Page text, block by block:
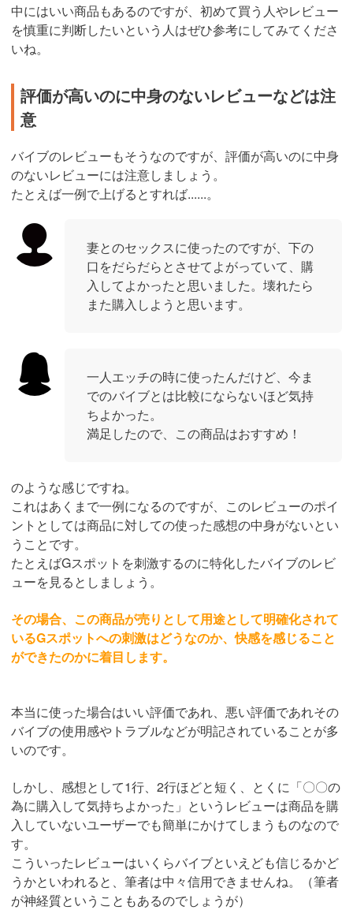
中にはいい商品もあるのですが、初めて買う人やレビュー
を慎重に判断したいという人はぜひ参考にしてみてくださ
いね。
評価が高いのに中身のないレビューなどは注
意
バイブのレビューもそうなのですが、評価が高いのに中身
のないレビューには注意しましょう。
たとえば一例で上げるとすれば......。
妻とのセックスに使ったのですが、下の
口をだらだらとさせてよがっていて、購
入してよかったと思いました。壊れたら
また購入しようと思います。
一人エッチの時に使ったんだけど、今ま
でのバイブとは比較にならないほど気持
ちよかった。
満足したので、この商品はおすすめ！
のような感じですね。
これはあくまで一例になるのですが、このレビューのポイ
ントとしては商品に対しての使った感想の中身がないとい
うことです。
たとえばGスポットを刺激するのに特化したバイブのレビ
ューを見るとしましょう。
その場合、この商品が売りとして用途として明確化されて
いるGスポットへの刺激はどうなのか、快感を感じること
ができたのかに着目します。
本当に使った場合はいい評価であれ、悪い評価であれその
バイブの使用感やトラブルなどが明記されていることが多
いのです。
しかし、感想として1行、2行ほどと短く、とくに「〇〇の
為に購入して気持ちよかった」というレビューは商品を購
入していないユーザーでも簡単にかけてしまうものなので
す。
こういったレビューはいくらバイブといえども信じるかど
うかといわれると、筆者は中々信用できませんね。（筆者
が神経質ということもあるのでしょうが）